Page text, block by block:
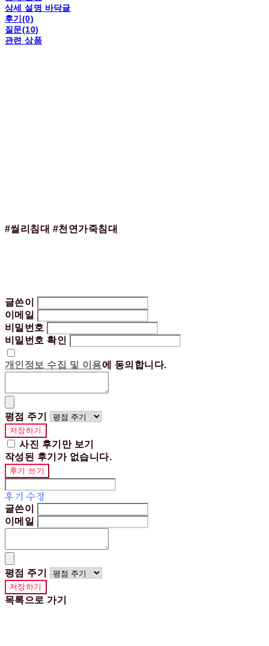
상세 설명 바닥글
후기(0)
질문(10)
관련 상품
#씰리침대 #천연가죽침대
글쓴이
이메일
비밀번호
비밀번호 확인
개인정보 수집 및 이용에 동의합니다.
평점 주기
저장하기
사진 후기만 보기
작성된 후기가 없습니다.
후기 쓰기
후기 수정
글쓴이
이메일
평점 주기
저장하기
목록으로 가기